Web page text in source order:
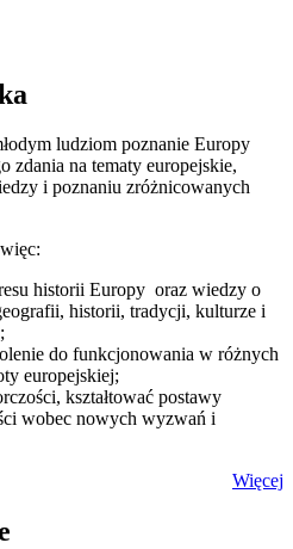
ludziom poznanie Europy
zdania na tematy europejskie,
i poznaniu zróżnicowanych
historii Europy oraz wiedzy o
historii, tradycji, kulturze i
do funkcjonowania w różnych
europejskiej;
kształtować postawy
wobec nowych wyzwań i
Więcej